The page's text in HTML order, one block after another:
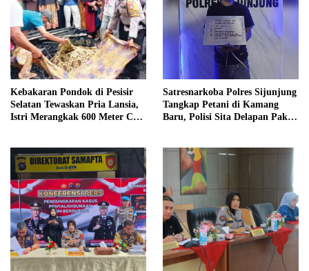
Kebakaran Pondok di Pesisir
Selatan Tewaskan Pria Lansia,
Istri Merangkak 600 Meter Cari
Satresnarkoba Polres Sijunjung
Tangkap Petani di Kamang
Baru, Polisi Sita Delapan Paket